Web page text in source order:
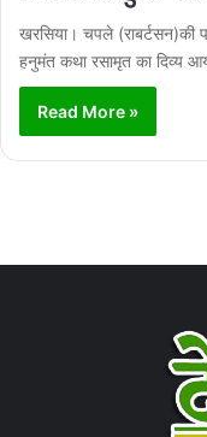
खरसिया। चपले
हनुमंत कथा रसामृत का दिव्य
Read More »